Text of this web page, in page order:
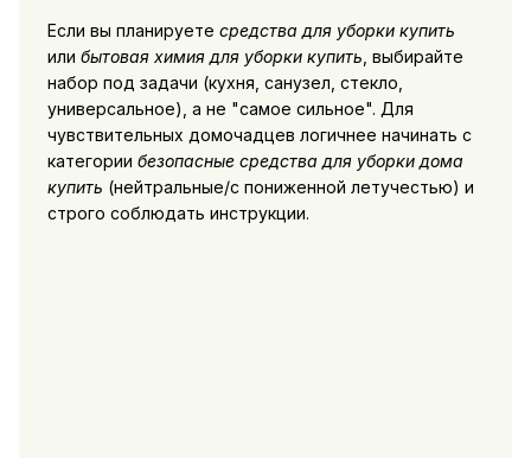
Если вы планируете средства для уборки купить
или бытовая химия для уборки купить , выбирайте
набор под задачи (кухня, санузел, стекло,
универсальное), а не "самое сильное". Для
чувствительных домочадцев логичнее начинать с
категории безопасные средства для уборки дома
купить (нейтральные/с пониженной летучестью) и
строго соблюдать инструкции.